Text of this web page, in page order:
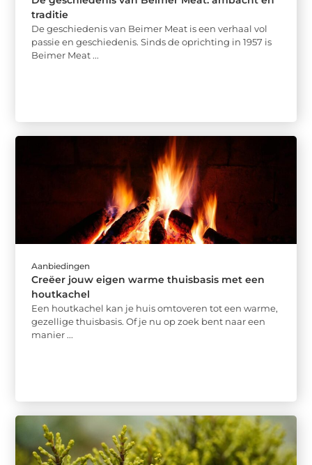
traditie
De geschiedenis van Beimer Meat is een verhaal vol
passie en geschiedenis. Sinds de oprichting in 1957 is
Beimer Meat ...
Aanbiedingen
Creëer jouw eigen warme thuisbasis met een
houtkachel
Een houtkachel kan je huis omtoveren tot een warme,
gezellige thuisbasis. Of je nu op zoek bent naar een
manier ...